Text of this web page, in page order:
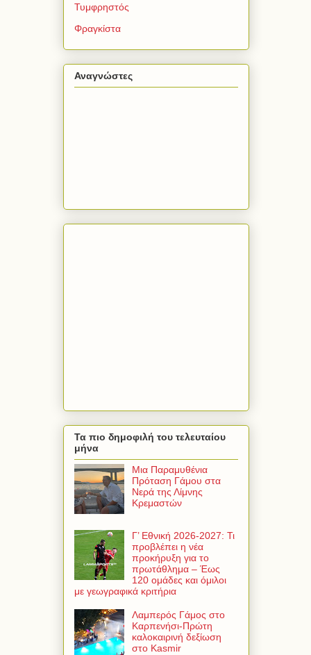
Τυμφρηστός
Φραγκίστα
Αναγνώστες
Τα πιο δημοφιλή του τελευταίου
μήνα
Μια Παραμυθένια
Πρόταση Γάμου στα
Νερά της Λίμνης
Κρεμαστών
Γ’ Εθνική 2026-2027: Τι
προβλέπει η νέα
προκήρυξη για το
πρωτάθλημα – Έως
120 ομάδες και όμιλοι
με γεωγραφικά κριτήρια
Λαμπερός Γάμος στο
Καρπενήσι-Πρώτη
καλοκαιρινή δεξίωση
στο Kasmir